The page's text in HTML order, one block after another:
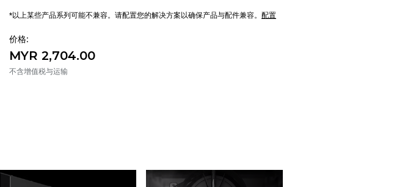
*以上某些产品系列可能不兼容。请配置您的解决方案以确保产品与配件兼容。 配置
价格:
MYR 2,704.00
不含增值税与运输